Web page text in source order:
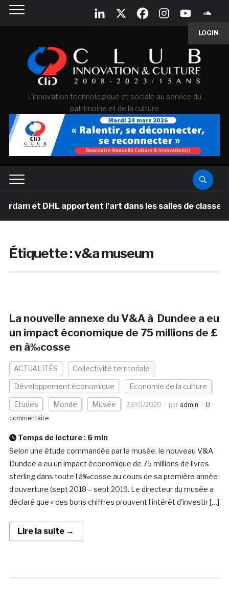
LOGIN
L'innovation technologique et sociale au service du
patrimoine et de la culture
et DHL apportent l’art dans les salles de classe des
Étiquette :v&a museum
La nouvelle annexe du V&A à Dundee a eu
un impact économique de 75 millions de £
en à‰cosse
ACTUALITÉS Collectivité territoriale
Développement économique Economie de la culture
Etudes Monde Musée 23/01/2020 par admin
0
commentaire
Temps de lecture : 6 min
Selon une étude commandée par le musée, le nouveau V&A
Dundee a eu un impact économique de 75 millions de livres
sterling dans toute l’à‰cosse au cours de sa première année
d’ouverture (sept 2018 – sept 2019. Le directeur du musée a
déclaré que « ces bons chiffres prouvent l’intérêt d’investir […]
Lire la suite →